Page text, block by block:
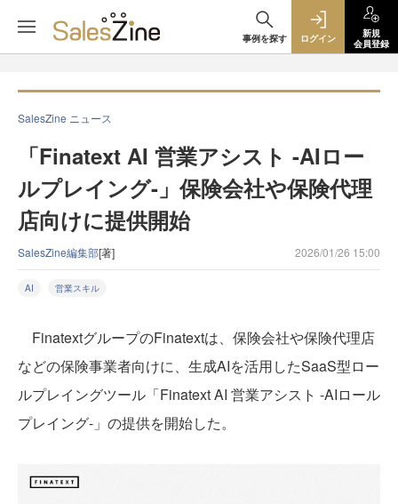
事例を探す ログイン
新規
会員登録
SalesZine ニュース
「Finatext AI 営業アシスト -AIロー
ルプレイング-」保険会社や保険代理
店向けに提供開始
SalesZine編集部[著] 2026/01/26 15:00
AI 営業スキル
FinatextグループのFinatextは、保険会社や保険代理店
などの保険事業者向けに、生成AIを活用したSaaS型ロー
ルプレイングツール「Finatext AI 営業アシスト -AIロール
プレイング-」の提供を開始した。